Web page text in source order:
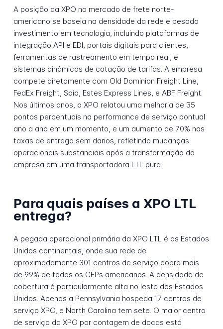
A posição da XPO no mercado de frete norte-
americano se baseia na densidade da rede e pesado
investimento em tecnologia, incluindo plataformas de
integração API e EDI, portais digitais para clientes,
ferramentas de rastreamento em tempo real, e
sistemas dinâmicos de cotação de tarifas. A empresa
compete diretamente com Old Dominion Freight Line,
FedEx Freight, Saia, Estes Express Lines, e ABF Freight.
Nos últimos anos, a XPO relatou uma melhoria de 35
pontos percentuais na performance de serviço pontual
ano a ano em um momento, e um aumento de 70% nas
taxas de entrega sem danos, refletindo mudanças
operacionais substanciais após a transformação da
empresa em uma transportadora LTL pura.
Para quais países a XPO LTL
entrega?
A pegada operacional primária da XPO LTL é os Estados
Unidos continentais, onde sua rede de
aproximadamente 301 centros de serviço cobre mais
de 99% de todos os CEPs americanos. A densidade de
cobertura é particularmente alta no leste dos Estados
Unidos. Apenas a Pennsylvania hospeda 17 centros de
serviço XPO, e North Carolina tem sete. O maior centro
de serviço da XPO por contagem de docas está